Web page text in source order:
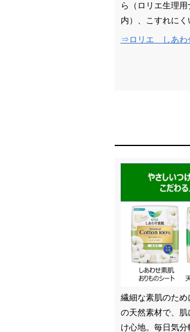
ら（ロリエ生理用
内）、こすれにく
⇒ロリエ しあわ
繊細な素肌のため
の天然素材で、肌
け心地。毎日気分